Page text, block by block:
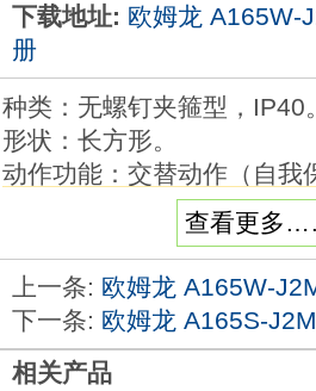
下载地址: 欧姆龙 A165W-
册
种类：无螺钉夹箍型，IP40。
形状：长方形。
动作功能：交替动作（自我
带灯：LED（带内置减压带
使用电压：AC/DC100/
操作部颜色：黄色。
可拆卸圆型φ16系列。
行业最小级别28.5mm的微
查看更多
上一条: 欧姆龙 A165W-
下一条: 欧姆龙 A165S-
相关产品